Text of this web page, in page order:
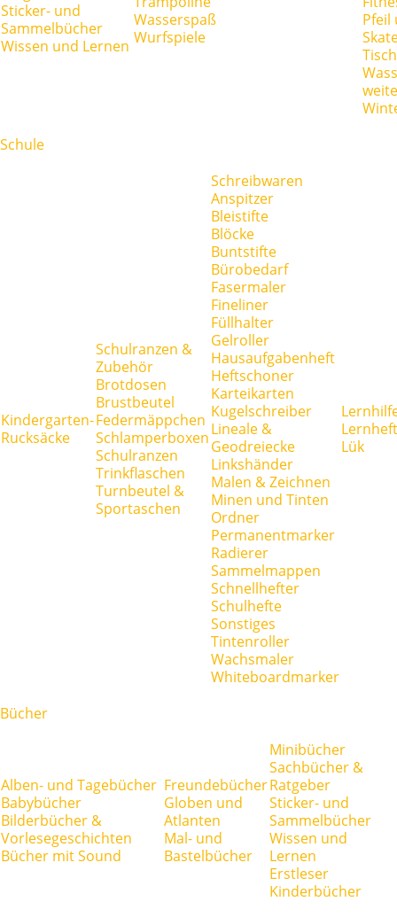
Sticker- und
Sammelbücher
Wissen und Lernen
Wasserspaß
Wurfspiele
Pfeil
Schule
Kindergarten-
Rucksäcke
Schulranzen &
Zubehör
Brotdosen
Brustbeutel
Federmäppchen
Schlamperboxen
Schulranzen
Trinkflaschen
Turnbeutel &
Sportaschen
Schreibwaren
Anspitzer
Bleistifte
Blöcke
Buntstifte
Bürobedarf
Fasermaler
Fineliner
Füllhalter
Gelroller
Hausaufgabenheft
Heftschoner
Karteikarten
Kugelschreiber
Lineale &
Geodreiecke
Linkshänder
Malen & Zeichnen
Minen und Tinten
Ordner
Permanentmarker
Radierer
Sammelmappen
Schnellhefter
Schulhefte
Sonstiges
Tintenroller
Wachsmaler
Whiteboardmarker
Lük
Bücher
Alben- und Tagebücher
Babybücher
Bilderbücher &
Vorlesegeschichten
Bücher mit Sound
Freundebücher
Globen und
Atlanten
Mal- und
Bastelbücher
Minibücher
Sachbücher &
Ratgeber
Sticker- und
Sammelbücher
Wissen und
Lernen
Erstleser
Kinderbücher